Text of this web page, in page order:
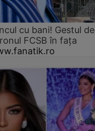
cu bani! Gestul de
FCSB în fața